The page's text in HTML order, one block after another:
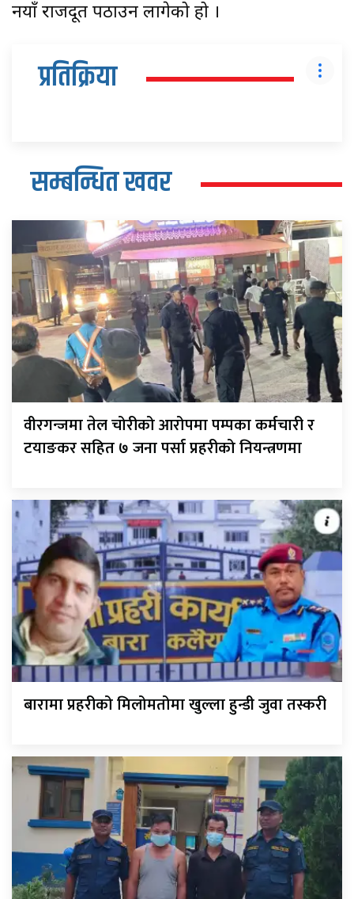
नयाँ राजदूत पठाउन लागेको हो ।
प्रतिक्रिया
सम्बन्धित खवर
वीरगन्जमा तेल चोरीको आरोपमा पम्पका कर्मचारी र
टयाङकर सहित ७ जना पर्सा प्रहरीको नियन्त्रणमा
बारामा प्रहरीको मिलोमतोमा खुल्ला हुन्डी जुवा तस्करी